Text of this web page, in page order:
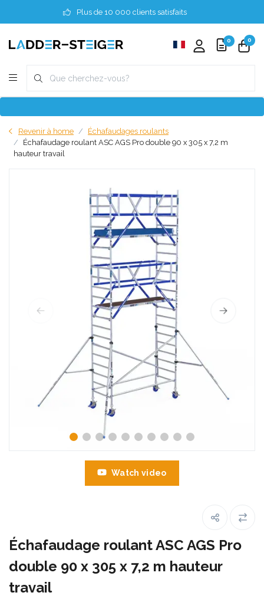
Plus de 10 000 clients satisfaits
0 0
Revenir à home
Échafaudages roulants
Échafaudage roulant ASC AGS Pro double 90 x 305 x 7,2 m
hauteur travail
Watch video
Échafaudage roulant ASC AGS Pro
double 90 x 305 x 7,2 m hauteur
travail